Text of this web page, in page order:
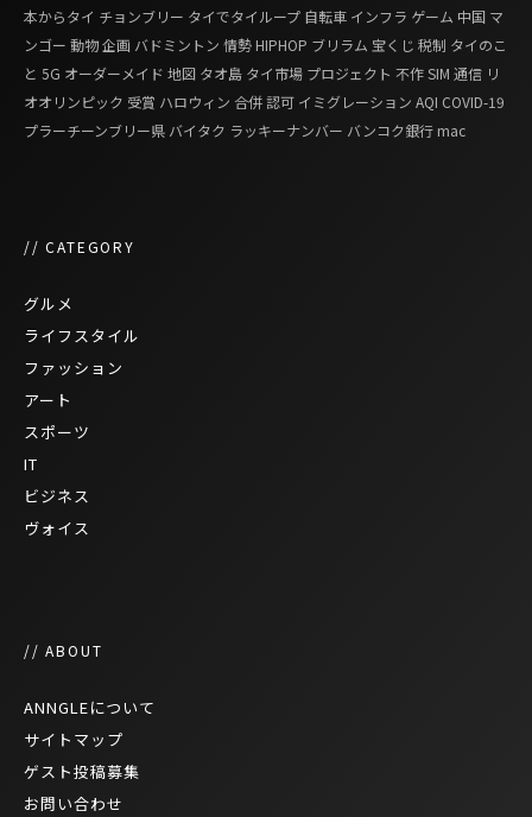
本からタイ チョンブリー タイでタイループ 自転車 インフラ ゲーム 中国 マ
ンゴー 動物企画 バドミントン 情勢 HIPHOP ブリラム 宝くじ 税制 タイのこ
と 5G オーダーメイド 地図 タオ島 タイ市場 プロジェクト 不作SIM 通信 リ
オオリンピック 受賞 ハロウィン 合併認可 イミグレーション AQI COVID-19
プラーチーンブリー県 バイタク ラッキーナンバー バンコク銀行 mac
// CATEGORY
グルメ
ライフスタイル
ファッション
アート
スポーツ
IT
ビジネス
ヴォイス
// ABOUT
ANNGLEについて
サイトマップ
ゲスト投稿募集
お問い合わせ